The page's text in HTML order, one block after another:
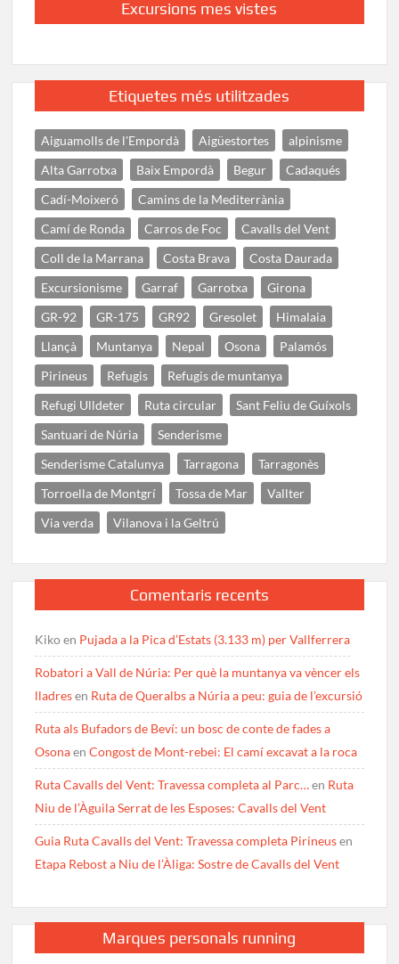
Excursions mes vistes
Etiquetes més utilitzades
Aiguamolls de l'Empordà Aigüestortes
alpinisme
Alta Garrotxa
Baix Empordà Begur
Cadaqués
Cadí-Moixeró
Camins de la Mediterrània
Camí de Ronda
Carros de Foc
Cavalls del Vent
Coll de la Marrana
Costa Brava
Costa Daurada
Excursionisme
Garraf Garrotxa
Girona
GR-92
GR-175 GR92 Gresolet
Himalaia
Llançà
Muntanya Nepal Osona
Palamós
Pirineus
Refugis
Refugis de muntanya
Refugi Ulldeter
Ruta circular
Sant Feliu de Guíxols
Santuari de Núria
Senderisme
Senderisme Catalunya
Tarragona
Tarragonès
Torroella de Montgrí
Tossa de Mar
Vallter
Via verda
Vilanova i la Geltrú
Comentaris recents
Kikoen Pujada a la Pica d’Estats (3.133 m) per Vallferrera
Robatori a Vall de Núria: Per què la muntanya va vèncer els
lladresen Ruta de Queralbs a Núria a peu: guia de l’excursió
Ruta als Bufadors de Beví: un bosc de conte de fades a
OsonaenCongost de Mont-rebei: El camí excavat a la roca
Ruta Cavalls del Vent: Travessa completa al Parc…en Ruta
Niu de l’Àguila Serrat de les Esposes: Cavalls del Vent
Guia Ruta Cavalls del Vent: Travessa completa Pirineusen
Etapa Rebost a Niu de l’Àliga: Sostre de Cavalls del Vent
Marques personals running